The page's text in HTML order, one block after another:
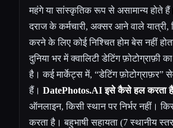
महंगे या सांस्कृतिक रूप से असामान्य होते
दराज के कर्मचारी, अक्सर आने वाले
करने के लिए कोई निश्चित होम बेस नहीं
दुनिया भर में क्वालिटी डेटिंग फ़ोटोग्राफ़ी
है। कई मार्केट्स में, “डेटिंग फ़ोटोग्राफ़र”
हैं। DatePhotos.AI इसे कैसे हल करता है
ऑनलाइन, किसी स्थान पर निर्भर नहीं।
करता है। बहुभाषी सहायता (7 स्थानीय